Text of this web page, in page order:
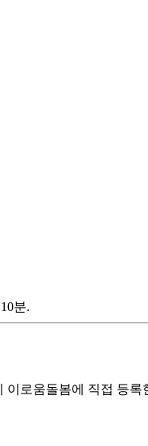
분.
로움돌봄에 직접 등